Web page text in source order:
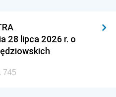
28 lipca 2026 r. o
745